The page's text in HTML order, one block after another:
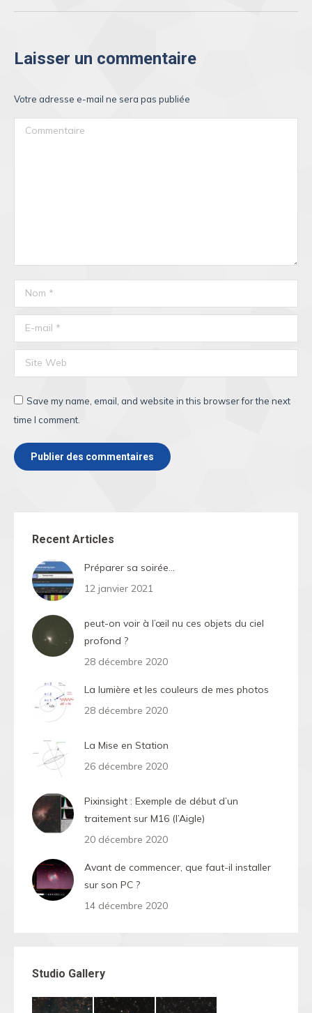
Laisser un commentaire
Votre adresse e-mail ne sera pas publiée
Commentaire
Nom *
E-mail *
Site Web
Save my name, email, and website in this browser for the next
time I comment.
Publier des commentaires
Recent Articles
Préparer sa soirée…
12 janvier 2021
peut-on voir à l’œil nu ces objets du ciel
profond ?
28 décembre 2020
La lumière et les couleurs de mes photos
28 décembre 2020
La Mise en Station
26 décembre 2020
Pixinsight : Exemple de début d’un
traitement sur M16 (l’Aigle)
20 décembre 2020
Avant de commencer, que faut-il installer
sur son PC ?
14 décembre 2020
Studio Gallery